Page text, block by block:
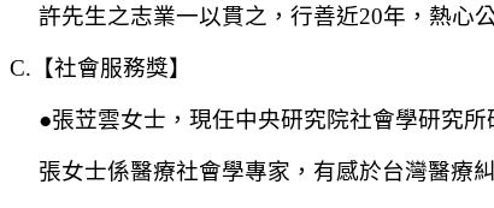
許先生之志業一以貫之，行善近20年，熱心
C. 【社會服務獎】
●張苙雲女士，現任中央研究院社會學研究
張女士係醫療社會學專家，有感於台灣醫療